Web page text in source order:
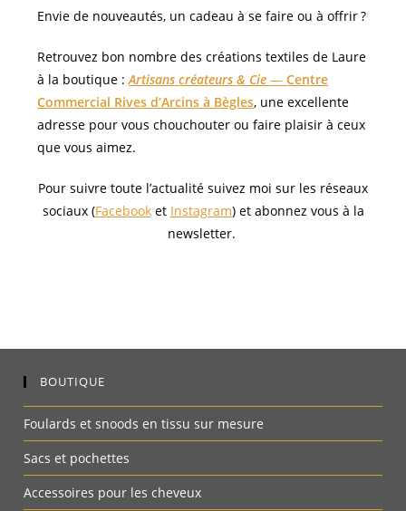
Envie de nouveautés, un cadeau à se faire ou à offrir ?
Retrouvez bon nombre des créations textiles de Laure
à la boutique :Artisans créateurs & Cie —Centre
Commercial Rives d’Arcins à Bègles, une excellente
adresse pour vous chouchouter ou faire plaisir à ceux
que vous aimez.
Pour suivre toute l’actualité suivez moi sur les réseaux
sociaux (Facebooket Instagram) et abonnez vous à la
newsletter.
BOUTIQUE
Foulards et snoods en tissu sur mesure
Sacs et pochettes
Accessoires pour les cheveux